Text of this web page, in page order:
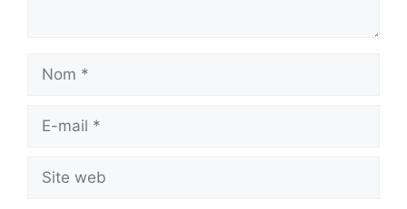
Nom
Site
web